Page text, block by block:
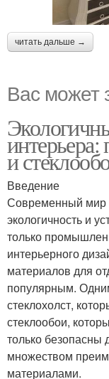
читать дальше →
Вас может
интерьера:
и
Введение
Современный мир
экологичность и
только
интерьерного
материалов для
популярным.
стеклохолст,
стеклообои,
только безопасны
множеством
материалами.